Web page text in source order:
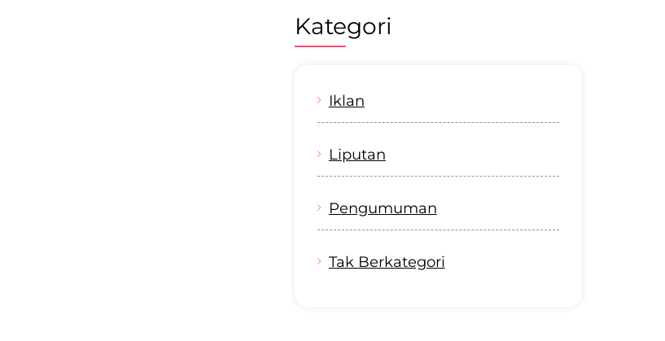
Kategori
Iklan
Liputan
Pengumuman
Tak Berkategori